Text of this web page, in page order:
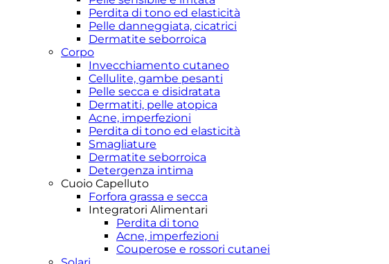
Perdita di tono ed elasticità
Pelle danneggiata, cicatrici
Dermatite seborroica
Corpo
Invecchiamento cutaneo
Cellulite, gambe pesanti
Pelle secca e disidratata
Dermatiti, pelle atopica
Acne, imperfezioni
Perdita di tono ed elasticità
Smagliature
Dermatite seborroica
Detergenza intima
Cuoio Capelluto
Forfora grassa e secca
Integratori Alimentari
Perdita di tono
Acne, imperfezioni
Couperose e rossori cutanei